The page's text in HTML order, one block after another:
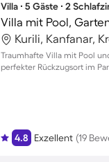
Villa ∙ 5 Gäste ∙ 2
Villa mit Pool,
Kurili, Kanfanar,
Traumhafte Villa mit Pool
perfekter Rückzugsort im
4.8 Exzellent (19